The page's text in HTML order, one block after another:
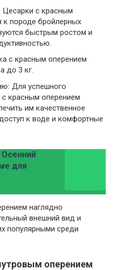
Цесарки с красным
к породе бройлерных
быстрым ростом и
с красным оперением
до 3 кг.
Для успешного
красным оперением
им качественное
к воде и комфортные
Осенний
для
наглядно
внешний вид и
популярными среди
оперением